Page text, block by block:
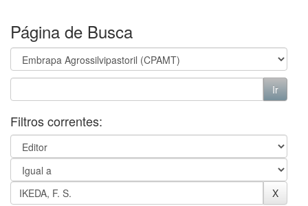
Página de Busca
Filtros correntes: